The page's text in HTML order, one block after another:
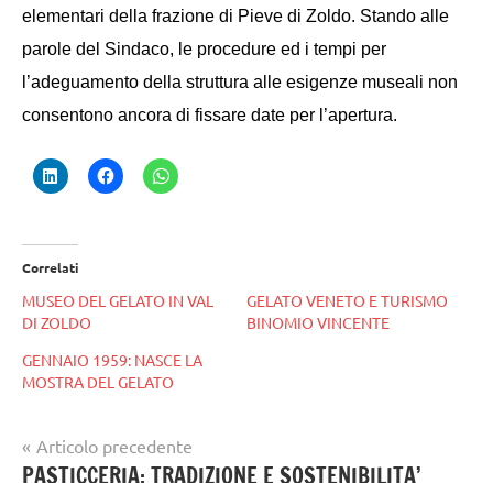
elementari della frazione di Pieve di Zoldo. Stando alle
parole del Sindaco, le procedure ed i tempi per
l’adeguamento della struttura alle esigenze museali non
consentono ancora di fissare date per l’apertura.
Correlati
MUSEO DEL GELATO IN VAL
DI ZOLDO
GELATO VENETO E TURISMO
BINOMIO VINCENTE
GENNAIO 1959: NASCE LA
MOSTRA DEL GELATO
gelato
Navigazione
Articolo precedente
PASTICCERIA: TRADIZIONE E SOSTENIBILITA’